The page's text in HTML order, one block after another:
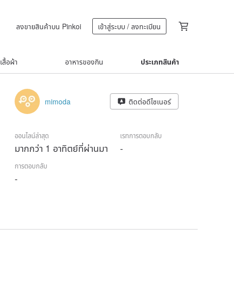
ลงขายสินค้าบน Pinkoi เข้าสู่ระบบ / ลงทะเบียน
เสื้อผ้า อาหารของกิน ประเภทสินค้า
mimoda ติดต่อดีไซเนอร์
ออนไลน์ล่าสุด
มากกว่า 1 อาทิตย์ที่ผ่านมา
เรทการตอบกลับ
-
การตอบกลับ
-